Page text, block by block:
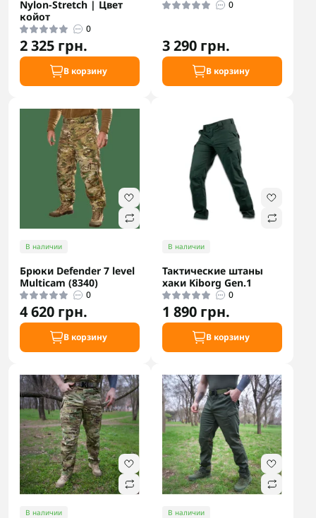
Nylon-Stretch | Цвет
койот
0
2 325 грн.
В корзину
0
3 290 грн.
В корзину
В наличии
Брюки Defender 7 level
Multicam (8340)
0
4 620 грн.
В корзину
В наличии
Тактические штаны
хаки Kiborg Gen.1
0
1 890 грн.
В корзину
В наличии В наличии